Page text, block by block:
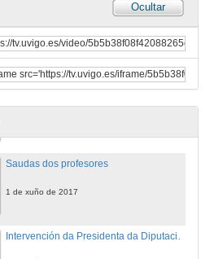
Ocultar
Entrega de Diplomas e Distincións aos alumnos de:
4ª promición de Grao, 2ª promoción de Mäster en Enxeñaría Industrial, 1ª promoción de Máster Enxañeiro en Organización, e a promoción anual de Máster
1 de xuño de 2017
Discurso dun alumno do Máster en Enxeñaría Industrial
Saudas dos profesores
1 de xuño de 2017
Intervención da Presidenta da Diputación de Pontevedra